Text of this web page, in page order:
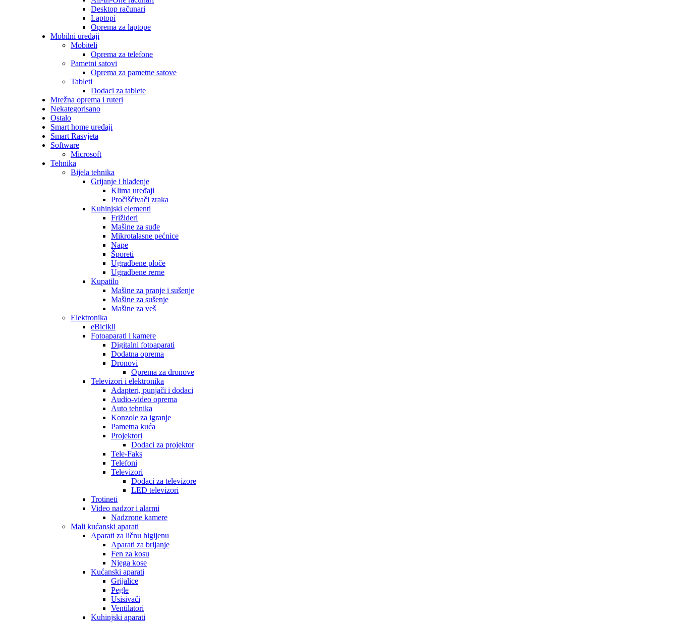
Desktop računari
Laptopi
Oprema za laptope
Mobilni uređaji
Mobiteli
Oprema za telefone
Pametni satovi
Oprema za pametne satove
Tableti
Dodaci za tablete
Mrežna oprema i ruteri
Nekategorisano
Ostalo
Smart home uređaji
Smart Rasvjeta
Software
Microsoft
Tehnika
Bijela tehnika
Grijanje i hlađenje
Klima uređaji
Pročišćivači zraka
Kuhinjski elementi
Frižideri
Mašine za suđe
Mikrotalasne pećnice
Nape
Šporeti
Ugradbene ploče
Ugradbene rerne
Kupatilo
Mašine za pranje i sušenje
Mašine za sušenje
Mašine za veš
Elektronika
eBicikli
Fotoaparati i kamere
Digitalni fotoaparati
Dodatna oprema
Dronovi
Oprema za dronove
Televizori i elektronika
Adapteri, punjači i dodaci
Audio-video oprema
Auto tehnika
Konzole za igranje
Pametna kuća
Projektori
Dodaci za projektor
Tele-Faks
Telefoni
Televizori
Dodaci za televizore
LED televizori
Trotineti
Video nadzor i alarmi
Nadzrone kamere
Mali kućanski aparati
Aparati za ličnu higijenu
Aparati za brijanje
Fen za kosu
Njega kose
Kućanski aparati
Grijalice
Pegle
Usisivači
Ventilatori
Kuhinjski aparati